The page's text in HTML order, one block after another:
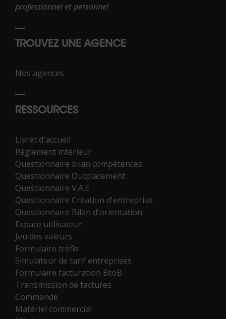
professionnel et personnel
TROUVEZ UNE AGENCE
Nos agences
RESSOURCES
Livret d'accueil
Règlement intérieur
Questionnaire bilan compétences
Questionnaire Outplacement
Questionnaire V.A.E
Questionnaire Création d'entreprise
Questionnaire Bilan d'orientation
Espace utilisateur
Jeu des valeurs
Formulaire trèfle
Simulateur de tarif entreprises
Formulaire facturation BtoB
Transmission de factures
Commande
Matériel commercial